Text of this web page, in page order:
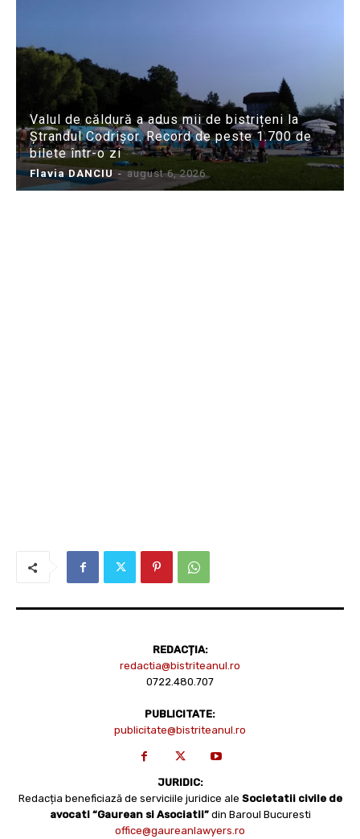
Valul de căldură a adus mii de bistrițeni la
Ștrandul Codrișor. Record de peste 1.700 de
bilete într-o zi
Flavia DANCIU - august 6, 2026
REDACȚIA:
redactia@bistriteanul.ro
0722.480.707
PUBLICITATE:
publicitate@bistriteanul.ro
JURIDIC:
Redacția beneficiază de serviciile juridice ale Societatii civile de
avocati “Gaurean si Asociatii” din Baroul Bucuresti
office@gaureanlawyers.ro